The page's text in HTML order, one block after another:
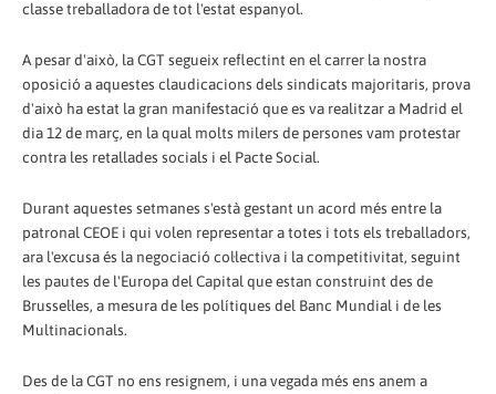
classe treballadora de tot l'estat espanyol.
A pesar d'això, la CGT segueix reflectint en el carrer la nostra
oposició a aquestes claudicacions dels sindicats majoritaris, prova
d'això ha estat la gran manifestació que es va realitzar a Madrid el
dia 12 de març, en la qual molts milers de persones vam protestar
contra les retallades socials i el Pacte Social.
Durant aquestes setmanes s'està gestant un acord més entre la
patronal CEOE i qui volen representar a totes i tots els treballadors,
ara l'excusa és la negociació col·lectiva i la competitivitat, seguint
les pautes de l'Europa del Capital que estan construint des de
Brussel·les, a mesura de les polítiques del Banc Mundial i de les
Multinacionals.
Des de la CGT no ens resignem, i una vegada més ens anem a